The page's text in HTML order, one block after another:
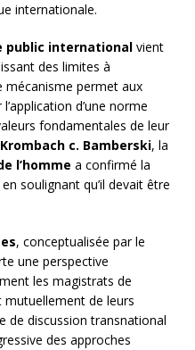
internationale.
public international vient
des limites à
mécanisme permet aux
d’une norme
fondamentales de leur
Krombach c. Bamberski, la
l’homme a confirmé la
soulignant qu’il devait être
, conceptualisée par le
une perspective
les magistrats de
mutuellement de leurs
de discussion transnational
des approches